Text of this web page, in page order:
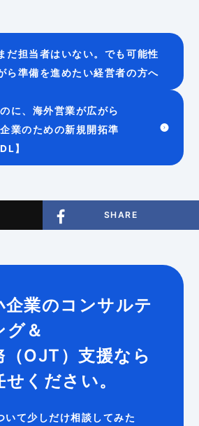
だ担当者はいない。でも可能性
ら準備を進めたい経営者の方へ
に、海外営業が広がら
業のための新規開拓準
】
SHARE
企業のコンサルテ
グ＆
（OJT）支援なら
せください。
いて少しだけ相談してみた